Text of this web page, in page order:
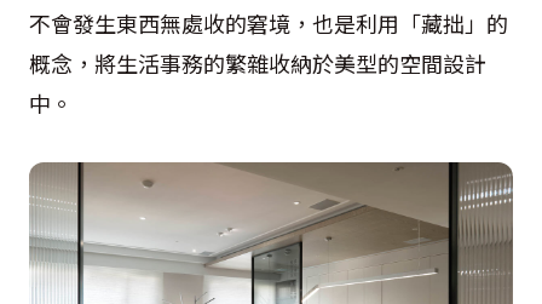
不會發生東西無處收的窘境，也是利用「藏拙」的
概念，將生活事務的繁雜收納於美型的空間設計
中。